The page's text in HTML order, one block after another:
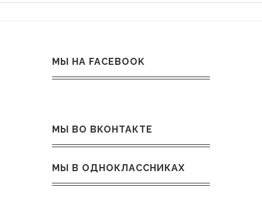
МЫ НА FACEBOOK
МЫ ВО ВКОНТАКТЕ
МЫ В ОДНОКЛАССНИКАХ